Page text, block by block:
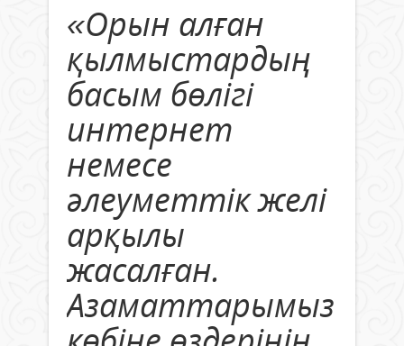
«Орын алған
қылмыстардың
басым бөлігі
интернет
немесе
әлеуметтік желі
арқылы
жасалған.
Азаматтарымыз